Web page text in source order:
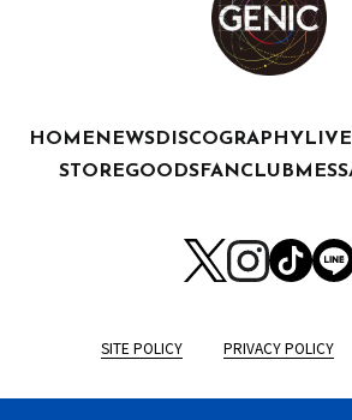
HOMENEWSDISCOGRAPHYLIVE
STOREGOODSFANCLUB
SITE POLICY PRIVACY POLICY